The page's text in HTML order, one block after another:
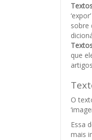
sobre
que
O
Essa
mais